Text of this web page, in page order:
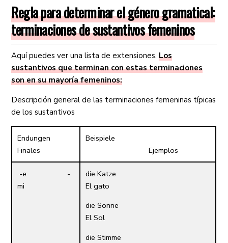
Regla para determinar el género gramatical:
terminaciones de sustantivos femeninos
Aquí puedes ver una lista de extensiones.Los
sustantivos que terminan con estas terminaciones
son en su mayoría femeninos:
Descripción general de las terminaciones femeninas típicas
de los sustantivos
Endungen
Finales
Beispiele
Ejemplos
-e -
mi
die Katze
El gato
die Sonne
El Sol
die Stimme